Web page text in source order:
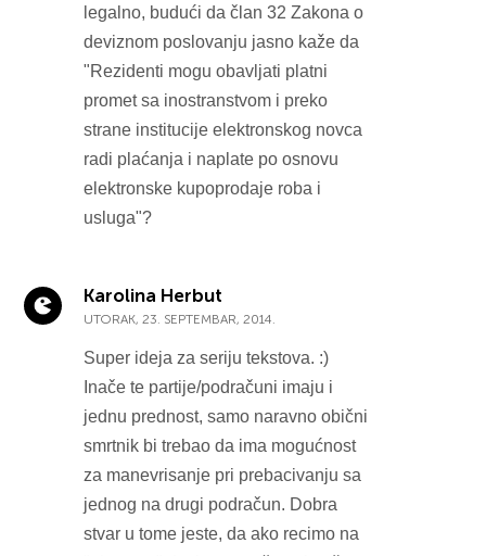
legalno, budući da član 32 Zakona o
deviznom poslovanju jasno kaže da
"Rezidenti mogu obavljati platni
promet sa inostranstvom i preko
strane institucije elektronskog novca
radi plaćanja i naplate po osnovu
elektronske kupoprodaje roba i
usluga"?
Karolina Herbut
UTORAK, 23. SEPTEMBAR, 2014.
Super ideja za seriju tekstova. :)
Inače te partije/podračuni imaju i
jednu prednost, samo naravno obični
smrtnik bi trebao da ima mogućnost
za manevrisanje pri prebacivanju sa
jednog na drugi podračun. Dobra
stvar u tome jeste, da ako recimo na